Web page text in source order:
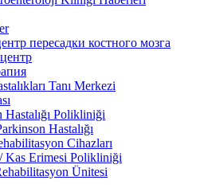
пересадки костного мозга
Tanı Merkezi
Polikliniği
Hastalığı
Cihazları
Kas Erimesi Polikliniği
Ünitesi